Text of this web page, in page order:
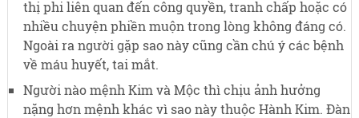
thị phi liên quan đến công quyền, tranh chấp hoặc có
nhiều chuyện phiền muộn trong lòng không đáng có.
Ngoài ra người gặp sao này cũng cần chú ý các bệnh
về máu huyết, tai mắt.
Người nào mệnh Kim và Mộc thì chịu ảnh hưởng
nặng hơn mệnh khác vì sao này thuộc Hành Kim. Đàn